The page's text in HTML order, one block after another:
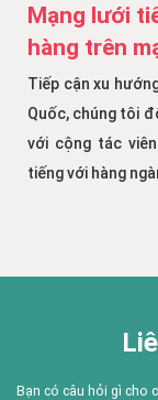
Mạng lưới
hàng trên
Tiếp cận xu
Quốc, chúng tôi
với cộng tác
tiếng với hàng
Bạn có câu hỏi gì cho